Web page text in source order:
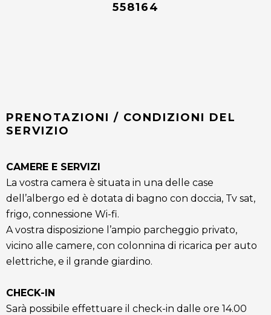
558164
PRENOTAZIONI / CONDIZIONI DEL
SERVIZIO
CAMERE E SERVIZI
La vostra camera è situata in una delle case
dell’albergo ed è dotata di bagno con doccia, Tv sat,
frigo, connessione Wi-fi.
A vostra disposizione l’ampio parcheggio privato,
vicino alle camere, con colonnina di ricarica per auto
elettriche, e il grande giardino.
CHECK-IN
Sarà possibile effettuare il check-in dalle ore 14.00